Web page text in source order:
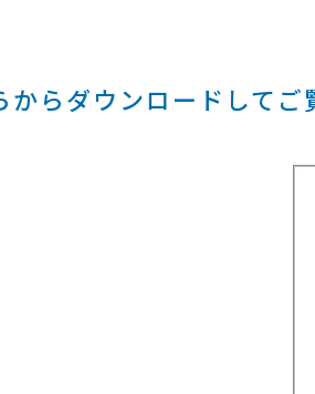
からダウンロードしてご